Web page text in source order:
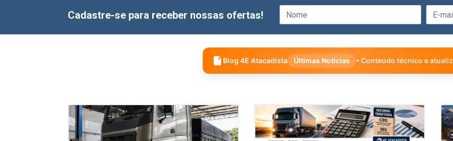
Cadastre-se para receber nossas ofertas!
Blog 4E Atacadista Últimas Notícias • Conteúdo técnico e